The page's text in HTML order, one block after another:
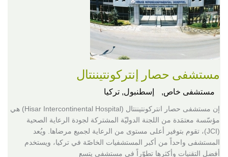
مستشفى حصار إنتركونتيننتال
مستشفى خاص, إسطنبول, تركيا
إن مستشفى حصار انتركونتيننتال (Hisar Intercontinental Hospital) هي
مؤسّسة معتمَدة من اللجنة الدوليّة المشتركة لجودة الرعاية الصحية
(JCI)، تقوم بتوفير أعلى مستوى من الرعاية لجميع مرضاها. ويُعد
المستشفى واحداً من أكبر المستشفيات الخاصّة في تركيا، ويستخدم
أفضل التقنيات وأكثرها تطوّراً في مستشفى يتسع